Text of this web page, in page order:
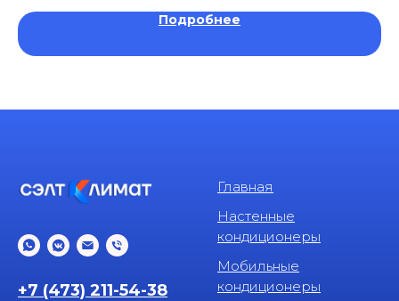
Подробнее
+7 (473) 211-54-38
Главная
Настенные
кондиционеры
Мобильные
кондиционеры